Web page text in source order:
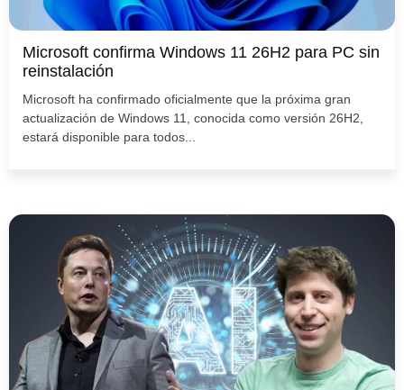
Microsoft confirma Windows 11 26H2 para PC sin
reinstalación
Microsoft ha confirmado oficialmente que la próxima gran
actualización de Windows 11, conocida como versión 26H2,
estará disponible para todos...